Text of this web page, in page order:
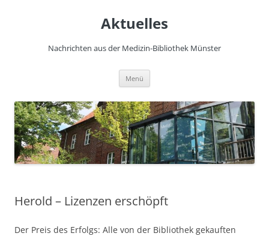
Aktuelles
Nachrichten aus der Medizin-Bibliothek Münster
Menü
Herold – Lizenzen erschöpft
Der Preis des Erfolgs: Alle von der Bibliothek gekauften